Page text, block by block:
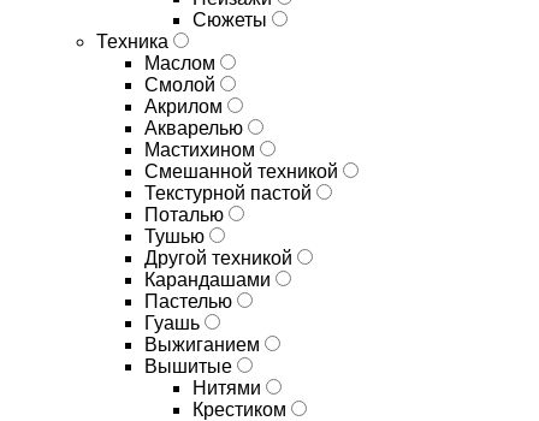
Сюжеты
Техника
Маслом
Смолой
Акрилом
Акварелью
Мастихином
Смешанной техникой
Текстурной пастой
Поталью
Тушью
Другой техникой
Карандашами
Пастелью
Гуашь
Выжиганием
Вышитые
Нитями
Крестиком